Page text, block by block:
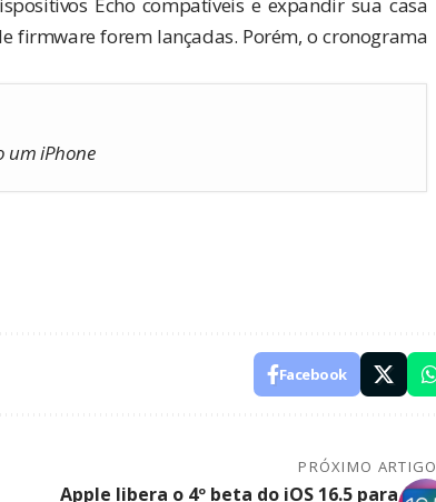
Echo compatíveis e expandir sua casa
firmware forem lançadas. Porém, o cronograma
um iPhone
Facebook
PRÓXIMO ARTIGO
Apple libera o 4º beta do iOS 16.5 para